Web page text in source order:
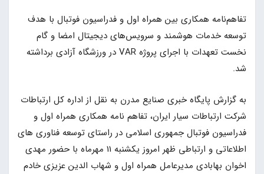
تفاهم‌نامه همکاری بین همراه اول و فدراسیون فوتبال با هدف
توسعه خدمات هوشمند و سرویس‌های دیجیتال امضا و گام
نخست تعهدات با اجرای پروژه VAR در ورزشگاه آزادی برداشته
شد.
به گزارش پایگاه خبری صنایع مدرن به نقل از اداره کل ارتباطات
شرکت ارتباطات سیار ایران، تفاهم نامه همکاری همراه اول و
فدراسیون فوتبال جمهوری اسلامی در راستای توسعه فناوری های
اطلاعاتی و ارتباطی ظهر امروز یکشنبه 11 مهرماه با حضور مهدی
اخوان بهابادی مدیرعامل همراه اول و شهاب الدین عزیزی خادم